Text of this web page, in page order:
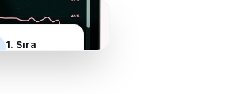
1. Sıra